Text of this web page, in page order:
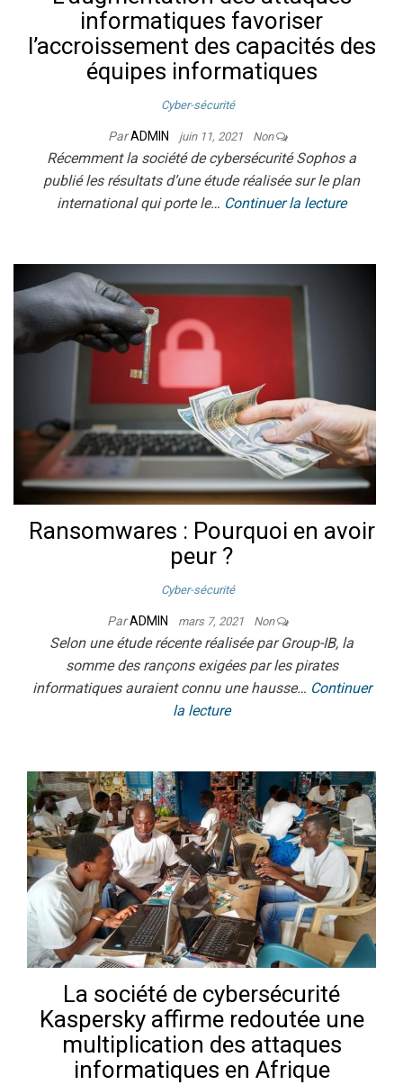
informatiques favoriser
l’accroissement des capacités des
équipes informatiques
Cyber-sécurité
ParADMIN juin 11, 2021 Non
Récemment la société de cybersécurité Sophos a
publié les résultats d’une étude réalisée sur le plan
international qui porte le… Continuer la lecture
Ransomwares : Pourquoi en avoir
peur ?
Cyber-sécurité
ParADMIN mars 7, 2021 Non
Selon une étude récente réalisée par Group-IB, la
somme des rançons exigées par les pirates
informatiques auraient connu une hausse… Continuer
la lecture
La société de cybersécurité
Kaspersky affirme redoutée une
multiplication des attaques
informatiques en Afrique